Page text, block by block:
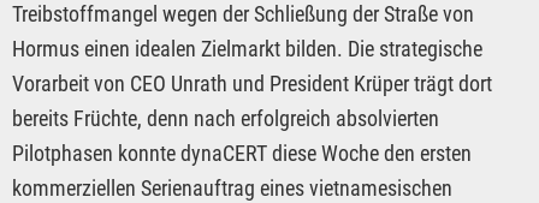
Treibstoffmangel wegen der Schließung der Straße von
Hormus einen idealen Zielmarkt bilden. Die strategische
Vorarbeit von CEO Unrath und President Krüper trägt dort
bereits Früchte, denn nach erfolgreich absolvierten
Pilotphasen konnte dynaCERT diese Woche den ersten
kommerziellen Serienauftrag eines vietnamesischen